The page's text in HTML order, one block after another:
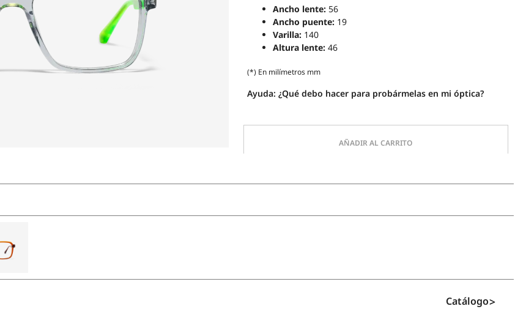
Ancho lente:56
Ancho puente:19
Varilla:140
Altura lente:46
(*) En milímetros mm
Ayuda: ¿Qué debo hacer para probármelas en mi óptica?
AÑADIR AL CARRITO
Catálogo